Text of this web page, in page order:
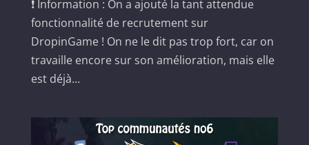
❗ Information : On a ajouté la tant attendue
fonctionnalité de recrutement sur
DropinGame ! On ne le dit pas trop fort, car on
travaille encore sur son amélioration, mais elle
est déjà...